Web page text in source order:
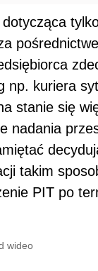
np. kuriera
stanie się
nadania
takim
PIT po
wideo